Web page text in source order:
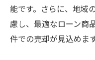
ローン活用
ローン残高
売却益を最大
能です。さらに、地域
慮し、最適なローン商
件での売却が見込めます